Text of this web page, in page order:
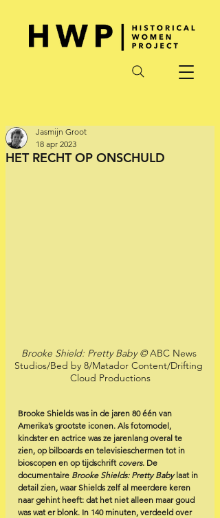
HET RECHT OP ONSCHULD
Jasmijn Groot
18 apr 2023
Brooke Shield: Pretty Baby © ABC News
Studios/Bed by 8/Matador Content/Drifting
Cloud Productions
Brooke Shields was in de jaren 80 één van
Amerika’s grootste iconen. Als fotomodel,
kindster en actrice was ze jarenlang overal te
zien, op bilboards en televisieschermen tot in
bioscopen en op tijdschrift covers. De
documentaire Brooke Shields: Pretty Baby laat in
detail zien, waar Shields zelf al meerdere keren
naar gehint heeft: dat het niet alleen maar goud
was wat er blonk. In 140 minuten, verdeeld over